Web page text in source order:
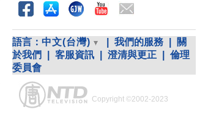
語言： 中文(台灣) 我們的服務
關
於我們
客服資訊 澄清與更正
倫理
委員會
Copyright ©2002-2023